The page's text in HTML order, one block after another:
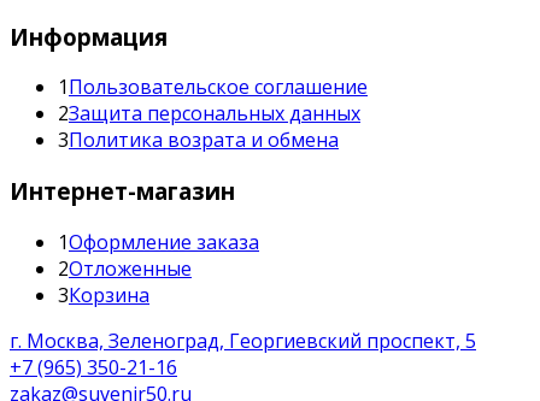
Информация
1Пользовательское соглашение
2Защита персональных данных
3Политика возрата и обмена
Интернет-магазин
1Оформление заказа
2Отложенные
3Корзина
г. Москва, Зеленоград, Георгиевский проспект, 5
+7 (965) 350-21-16
zakaz@suvenir50.ru